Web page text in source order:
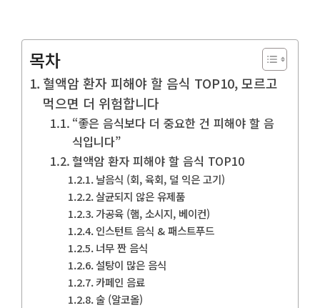
목차
혈액암 환자 피해야 할 음식 TOP10, 모르고
먹으면 더 위험합니다
“좋은 음식보다 더 중요한 건 피해야 할 음
식입니다”
혈액암 환자 피해야 할 음식 TOP10
날음식 (회, 육회, 덜 익은 고기)
살균되지 않은 유제품
가공육 (햄, 소시지, 베이컨)
인스턴트 음식 & 패스트푸드
너무 짠 음식
설탕이 많은 음식
카페인 음료
술 (알코올)